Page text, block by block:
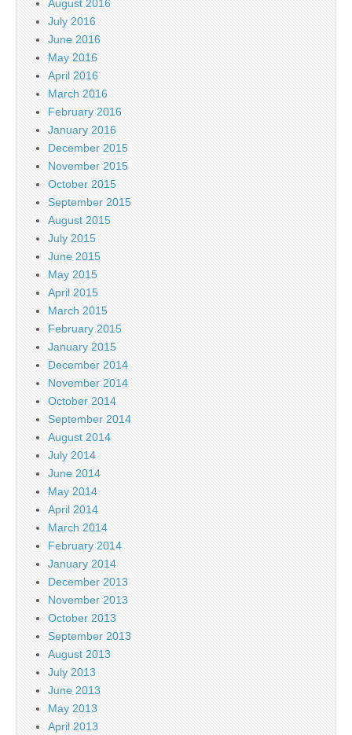
August 2016
July 2016
June 2016
May 2016
April 2016
March 2016
February 2016
January 2016
December 2015
November 2015
October 2015
September 2015
August 2015
July 2015
June 2015
May 2015
April 2015
March 2015
February 2015
January 2015
December 2014
November 2014
October 2014
September 2014
August 2014
July 2014
June 2014
May 2014
April 2014
March 2014
February 2014
January 2014
December 2013
November 2013
October 2013
September 2013
August 2013
July 2013
June 2013
May 2013
April 2013